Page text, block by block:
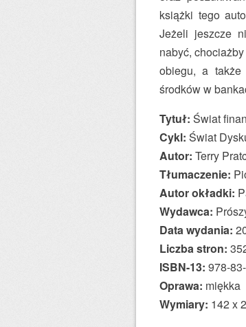
książki tego
Jeżeli jeszcze
nabyć,
obiegu, a także
środków w
Tytuł: Świat
Cykl: Świat
Autor: Terry
Tłumaczenie:
Autor okładki:
Wydawca:
Data wydania:
Liczba stron:
ISBN-13: 978-
Oprawa: miękka
Wymiary: 142 x